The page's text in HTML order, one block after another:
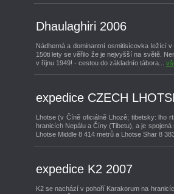
Dhaulaghiri 2006
Nádherná a dominantní osmitisícovka ležící
150ti lety se věřilo že je nejvyšší na světě.
v říjnu 1949! - cestou do základnío tábora...
expedice CZECH
Lhotse (v Číně oficiálně Lhozê; tibetsky: lho
hranicích Nepálu a Číny (Tibetu), a je
Lhotse Middle 8 414 metrů a Lhotse Shar 8
expedice K2 2007
K2 se nachází v pohoří Karakorum na